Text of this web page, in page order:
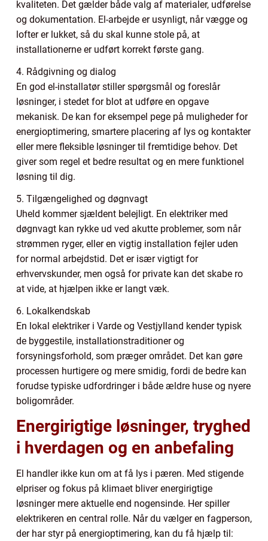
kvaliteten. Det gælder både valg af materialer, udførelse
og dokumentation. El-arbejde er usynligt, når vægge og
lofter er lukket, så du skal kunne stole på, at
installationerne er udført korrekt første gang.
4. Rådgivning og dialog
En god el-installatør stiller spørgsmål og foreslår
løsninger, i stedet for blot at udføre en opgave
mekanisk. De kan for eksempel pege på muligheder for
energioptimering, smartere placering af lys og kontakter
eller mere fleksible løsninger til fremtidige behov. Det
giver som regel et bedre resultat og en mere funktionel
løsning til dig.
5. Tilgængelighed og døgnvagt
Uheld kommer sjældent belejligt. En elektriker med
døgnvagt kan rykke ud ved akutte problemer, som når
strømmen ryger, eller en vigtig installation fejler uden
for normal arbejdstid. Det er især vigtigt for
erhvervskunder, men også for private kan det skabe ro
at vide, at hjælpen ikke er langt væk.
6. Lokalkendskab
En lokal elektriker i Varde og Vestjylland kender typisk
de byggestile, installationstraditioner og
forsyningsforhold, som præger området. Det kan gøre
processen hurtigere og mere smidig, fordi de bedre kan
forudse typiske udfordringer i både ældre huse og nyere
boligområder.
Energirigtige løsninger, tryghed
i hverdagen og en anbefaling
El handler ikke kun om at få lys i pæren. Med stigende
elpriser og fokus på klimaet bliver energirigtige
løsninger mere aktuelle end nogensinde. Her spiller
elektrikeren en central rolle. Når du vælger en fagperson,
der har styr på energioptimering, kan du få hjælp til: